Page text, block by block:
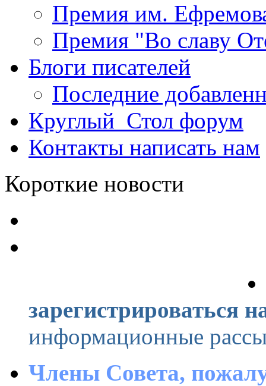
Премия им.
Премия "Во славу
Блоги писателей
Последние
Круглый_Стол форум
Контакты написать нам
Короткие новости
зарегистрироваться
информационные
Члены Совета,